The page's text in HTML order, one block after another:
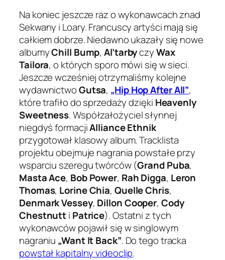
Na koniec jeszcze raz o wykonawcach znad
Sekwany i Loary. Francuscy artyści mają się
całkiem dobrze. Niedawno ukazały się nowe
albumyChill Bump,Al’tarbyczyWax
Tailora, o których sporo mówi się w sieci.
Jeszcze wcześniej otrzymaliśmy kolejne
wydawnictwoGutsa, „Hip Hop After All”,
które trafiło do sprzedaży dzięki Heavenly
Sweetness. Współzałożyciel słynnej
niegdyś formacjiAlliance Ethnik
przygotował klasowy album. Tracklista
projektu obejmuje nagrania powstałe przy
wsparciu szeregu twórców (Grand Puba,
Masta Ace, Bob Power, Rah Digga, Leron
Thomas, Lorine Chia, Quelle Chris,
Denmark Vessey, Dillon Cooper, Cody
Chestnutti Patrice). Ostatni z tych
wykonawców pojawił się w singlowym
nagraniu „Want It Back”. Do tego tracka
powstał kapitalny videoclip.